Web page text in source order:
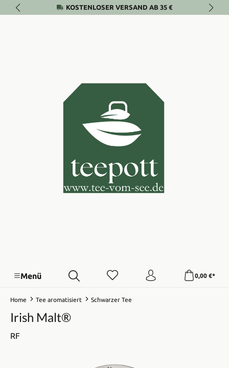
Zum Hauptinhalt springenKOSTENLOSER VERSAND AB 35 €
Menü 0,00 €*
Home Tee aromatisiert Schwarzer Tee
Irish Malt®
RF